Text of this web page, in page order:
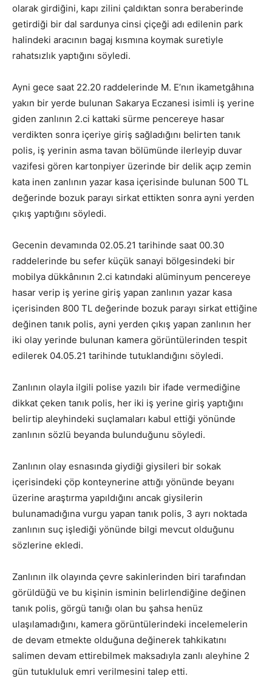
olarak girdiğini, kapı zilini çaldıktan sonra beraberinde
getirdiği bir dal sardunya cinsi çiçeği adı edilenin park
halindeki aracının bagaj kısmına koymak suretiyle
rahatsızlık yaptığını söyledi.
Ayni gece saat 22.20 raddelerinde M. E’nın ikametgâhına
yakın bir yerde bulunan Sakarya Eczanesi isimli iş yerine
giden zanlının 2.ci kattaki sürme pencereye hasar
verdikten sonra içeriye giriş sağladığını belirten tanık
polis, iş yerinin asma tavan bölümünde ilerleyip duvar
vazifesi gören kartonpiyer üzerinde bir delik açıp zemin
kata inen zanlının yazar kasa içerisinde bulunan 500 TL
değerinde bozuk parayı sirkat ettikten sonra ayni yerden
çıkış yaptığını söyledi.
Gecenin devamında 02.05.21 tarihinde saat 00.30
raddelerinde bu sefer küçük sanayi bölgesindeki bir
mobilya dükkânının 2.ci katındaki alüminyum pencereye
hasar verip iş yerine giriş yapan zanlının yazar kasa
içerisinden 800 TL değerinde bozuk parayı sirkat ettiğine
değinen tanık polis, ayni yerden çıkış yapan zanlının her
iki olay yerinde bulunan kamera görüntülerinden tespit
edilerek 04.05.21 tarihinde tutuklandığını söyledi.
Zanlının olayla ilgili polise yazılı bir ifade vermediğine
dikkat çeken tanık polis, her iki iş yerine giriş yaptığını
belirtip aleyhindeki suçlamaları kabul ettiği yönünde
zanlının sözlü beyanda bulunduğunu söyledi.
Zanlının olay esnasında giydiği giysileri bir sokak
içerisindeki çöp konteynerine attığı yönünde beyanı
üzerine araştırma yapıldığını ancak giysilerin
bulunamadığına vurgu yapan tanık polis, 3 ayrı noktada
zanlının suç işlediği yönünde bilgi mevcut olduğunu
sözlerine ekledi.
Zanlının ilk olayında çevre sakinlerinden biri tarafından
görüldüğü ve bu kişinin isminin belirlendiğine değinen
tanık polis, görgü tanığı olan bu şahsa henüz
ulaşılamadığını, kamera görüntülerindeki incelemelerin
de devam etmekte olduğuna değinerek tahkikatını
salimen devam ettirebilmek maksadıyla zanlı aleyhine 2
gün tutukluluk emri verilmesini talep etti.